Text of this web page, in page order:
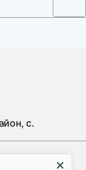
2250р
с.